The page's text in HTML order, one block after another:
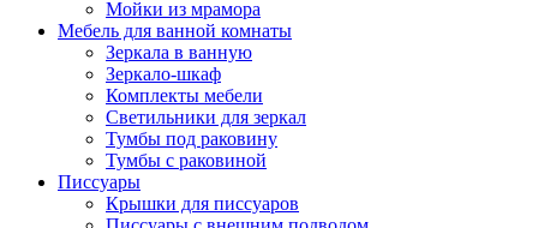
Мойки из мрамора
Мебель для ванной комнаты
Зеркала в ванную
Зеркало-шкаф
Комплекты мебели
Светильники для зеркал
Тумбы под раковину
Тумбы с раковиной
Писсуары
Крышки для писсуаров